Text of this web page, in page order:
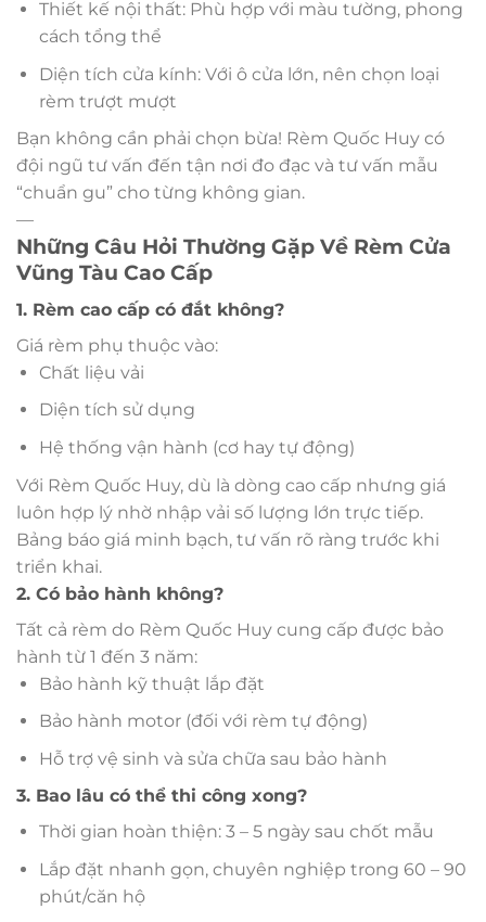
Thiết kế nội thất: Phù hợp với màu tường, phong
cách tổng thể
Diện tích cửa kính: Với ô cửa lớn, nên chọn loại
rèm trượt mượt
Bạn không cần phải chọn bừa! Rèm Quốc Huy có
đội ngũ tư vấn đến tận nơi đo đạc và tư vấn mẫu
“chuẩn gu” cho từng không gian.
—
Những Câu Hỏi Thường Gặp Về Rèm Cửa
Vũng Tàu Cao Cấp
1. Rèm cao cấp có đắt không?
Giá rèm phụ thuộc vào:
Chất liệu vải
Diện tích sử dụng
Hệ thống vận hành (cơ hay tự động)
Với Rèm Quốc Huy, dù là dòng cao cấp nhưng giá
luôn hợp lý nhờ nhập vải số lượng lớn trực tiếp.
Bảng báo giá minh bạch, tư vấn rõ ràng trước khi
triển khai.
2. Có bảo hành không?
Tất cả rèm do Rèm Quốc Huy cung cấp được bảo
hành từ 1 đến 3 năm:
Bảo hành kỹ thuật lắp đặt
Bảo hành motor (đối với rèm tự động)
Hỗ trợ vệ sinh và sửa chữa sau bảo hành
3. Bao lâu có thể thi công xong?
Thời gian hoàn thiện: 3 – 5 ngày sau chốt mẫu
Lắp đặt nhanh gọn, chuyên nghiệp trong 60 – 90
phút/căn hộ